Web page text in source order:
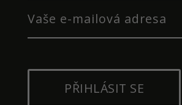
PŘIHLÁSIT SE